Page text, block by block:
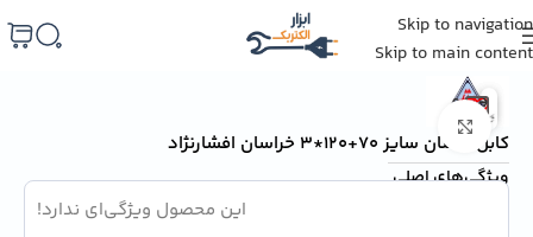
Skip to navigation
Skip to main content
خانه/سیم و کابل/ سیم و کابل خراسان افشارنژاد
کابل افشان سایز 70+120*3 خراسان افشارنژاد
ویژگی‌های اصلی
این محصول ویژگی‌ای ندارد!